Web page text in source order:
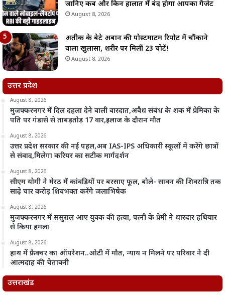
जानिए कब और किन हालात में बंद होगा आपका गैजेट
August 8, 2026
अतीक के बेटे अबान की पोस्टमार्टम रिपोर्ट में चौंकाने
वाला खुलासा, शरीर पर मिलीं 23 चोटें!
August 8, 2026
उत्तर प्रदेश
August 8, 2026
मुजफ्फरनगर में दिल दहला देने वाली वारदात,अवैध संबंध के शक में प्रेमिका के
पति पर गंडासे से ताबड़तोड़ 17 वार,इलाज के दौरान मौत
August 8, 2026
उत्तर प्रदेश सरकार की नई पहल,अब IAS-IPS अधिकारी स्कूलों में करेंगे छात्रों
से संवाद,मिलेगा करियर का सटीक मार्गदर्शन
August 8, 2026
सीएम योगी ने मेरठ में कांवड़ियों पर बरसाए फूल, बोले- सावन की शिवरात्रि तक
साढ़े चार करोड़ शिवभक्त करेंगे जलाभिषेक
August 8, 2026
मुजफ्फरनगर में ससुराल आए युवक की हत्या, पत्नी के प्रेमी ने धारदार हथियार
से किया हमला
August 8, 2026
हाथ में फ्रैक्चर का ऑपरेशन..ओटी में मौत, न्याय न मिलने पर परिवार ने दी
आत्मदाह की चेतावनी
उत्तराखंड